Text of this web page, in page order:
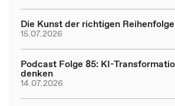
Die Kunst der richtigen Reihenfolge
15.07.2026
Podcast Folge 85: KI-
denken
14.07.2026